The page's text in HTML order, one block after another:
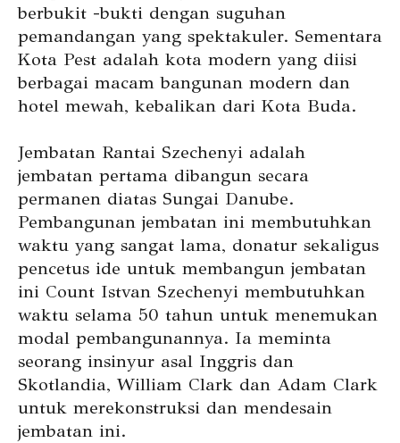
berbukit -bukti dengan suguhan
pemandangan yang spektakuler. Sementara
Kota Pest adalah kota modern yang diisi
berbagai macam bangunan modern dan
hotel mewah, kebalikan dari Kota Buda.
Jembatan Rantai Szechenyi adalah
jembatan pertama dibangun secara
permanen diatas Sungai Danube.
Pembangunan jembatan ini membutuhkan
waktu yang sangat lama, donatur sekaligus
pencetus ide untuk membangun jembatan
ini Count Istvan Szechenyi membutuhkan
waktu selama 50 tahun untuk menemukan
modal pembangunannya. Ia meminta
seorang insinyur asal Inggris dan
Skotlandia, William Clark dan Adam Clark
untuk merekonstruksi dan mendesain
jembatan ini.